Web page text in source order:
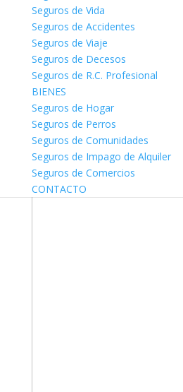
Seguros de Vida
Seguros de Accidentes
Seguros de Viaje
Seguros de Decesos
Seguros de R.C. Profesional
BIENES
Seguros de Hogar
Seguros de Perros
Seguros de Comunidades
Seguros de Impago de Alquiler
Seguros de Comercios
CONTACTO